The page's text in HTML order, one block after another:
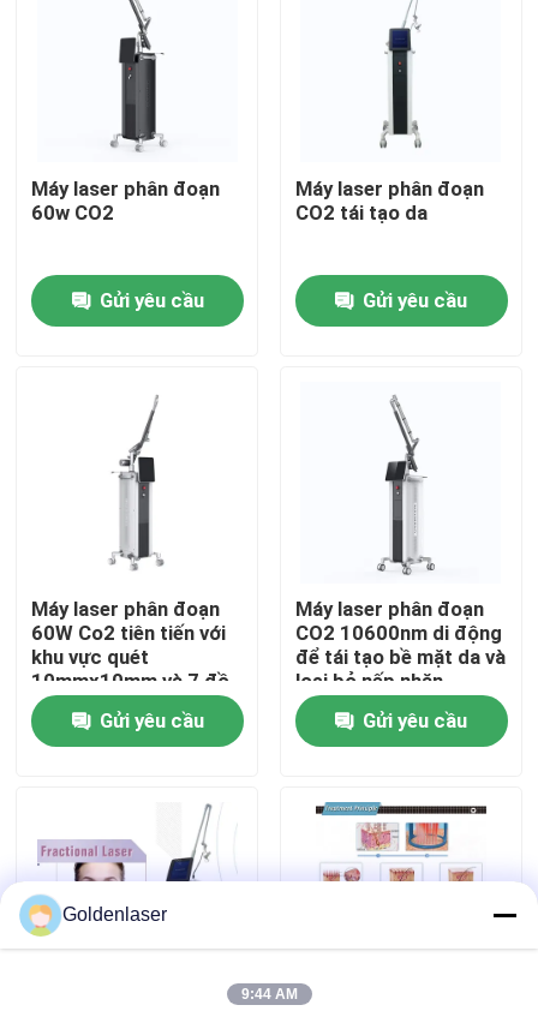
Nhà
Các sản phẩm
Hướng dẫn VR
Về chúng tôi
Tham quan nhà máy
Liên hệ chúng tôi
Tin tức
Máy laser phân đoạn
60w CO2
Gửi yêu cầu
Máy laser phân đoạn
CO2 tái tạo da
Gửi yêu cầu
Máy laser phân đoạn
60W Co2 tiên tiến với
khu vực quét
10mmx10mm và 7 đồ
họa quét
Gửi yêu cầu
Máy laser phân đoạn
CO2 10600nm di động
để tái tạo bề mặt da và
loại bỏ nếp nhăn
Gửi yêu cầu
Goldenlaser
9:44 AM